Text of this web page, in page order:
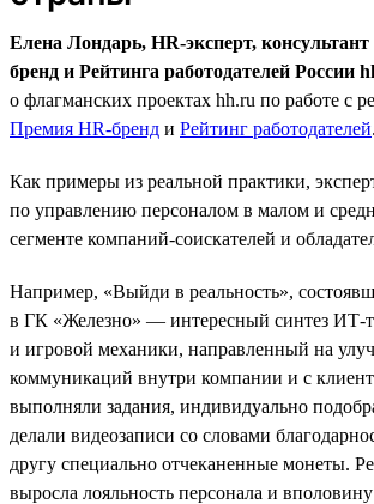
Елена Лондарь, HR-эксперт,
бренд и Рейтинга работодателей России
о флагманских проектах hh.ru по работе с
Премия HR-бренд и Рейтинг работодателей.
Как примеры из реальной практики,
по управлению персоналом в малом и
сегменте компаний-соискателей и
Например, «Выйди в реальность»,
в ГК «Железно» — интересный синтез ИТ-
и игровой механики, направленный на
коммуникаций внутри компании и с
выполняли задания, индивидуально
делали видеозаписи со словами
другу специально отчеканенные монеты.
выросла лояльность персонала и